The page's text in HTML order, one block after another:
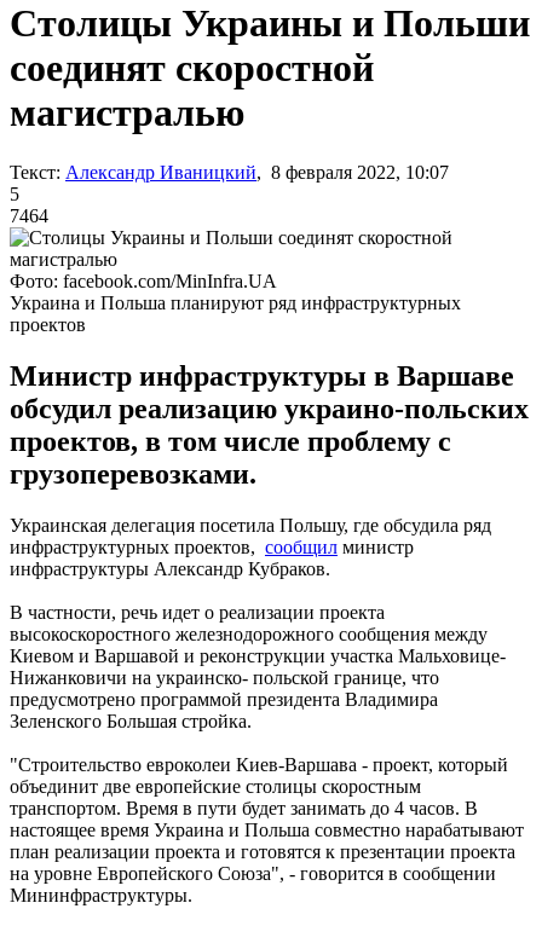
Столицы Украины и Польши
соединят скоростной
магистралью
Текст: Александр Иваницкий, 8 февраля 2022, 10:07
5
7464
Фото: facebook.com/MinInfra.UA
Украина и Польша планируют ряд инфраструктурных
проектов
Министр инфраструктуры в Варшаве
обсудил реализацию украино-польских
проектов, в том числе проблему с
грузоперевозками.
Украинская делегация посетила Польшу, где обсудила ряд
инфраструктурных проектов, сообщил министр
инфраструктуры Александр Кубраков.
В частности, речь идет о реализации проекта
высокоскоростного железнодорожного сообщения между
Киевом и Варшавой и реконструкции участка Мальховице-
Нижанковичи на украинско- польской границе, что
предусмотрено программой президента Владимира
Зеленского Большая стройка.
"Строительство евроколеи Киев-Варшава - проект, который
объединит две европейские столицы скоростным
транспортом. Время в пути будет занимать до 4 часов. В
настоящее время Украина и Польша совместно нарабатывают
план реализации проекта и готовятся к презентации проекта
на уровне Европейского Союза", - говорится в сообщении
Мининфраструктуры.